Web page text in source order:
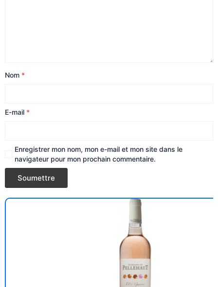
Nom *
E-mail *
Enregistrer mon nom, mon e-mail et mon site dans le
navigateur pour mon prochain commentaire.